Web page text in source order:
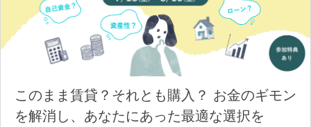
このまま賃貸？それとも購入？ お金のギモン
を解消し、あなたにあった最適な選択を